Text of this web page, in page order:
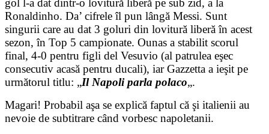
gol l-a dat dintr-o lovitură liberă pe sub zid, a la
Ronaldinho. Da’ cifrele îl pun lângă Messi. Sunt
singurii care au dat 3 goluri din lovitură liberă în acest
sezon, în Top 5 campionate. Ounas a stabilit scorul
final, 4-0 pentru figli del Vesuvio (al patrulea eşec
consecutiv acasă pentru ducali), iar Gazzetta a ieşit pe
următorul titlu: „Il Napoli parla polaco„.
Magari! Probabil aşa se explică faptul că şi italienii au
nevoie de subtitrare când vorbesc napoletanii.